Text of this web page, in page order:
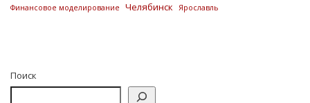
Финансовое моделирование Челябинск Ярославль
Поиск